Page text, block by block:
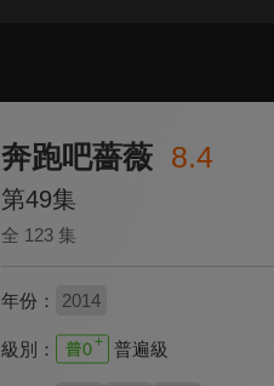
奔跑吧薔薇 8.4
第49集
全 123 集
年份： 2014
級別： 普遍級